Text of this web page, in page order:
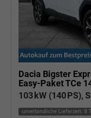
Dacia Bigster
Easy-Paket TCe
103 kW (140 PS),
unverbindliche Lieferzeit: 8